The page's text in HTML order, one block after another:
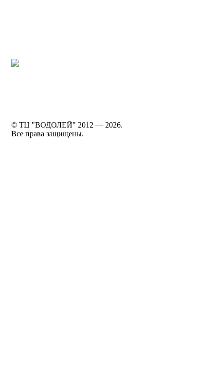
© ТЦ "ВОДОЛЕЙ" 2012 — 2026.
Все права защищены.